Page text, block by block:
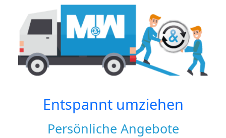
Entspannt umziehen
Persönliche Angebote